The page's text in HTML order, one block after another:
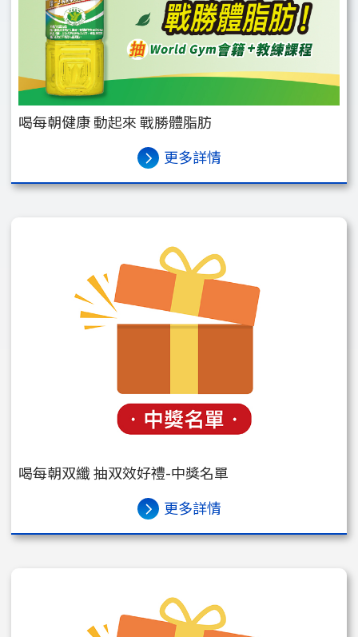
喝每朝健康 動起來 戰勝體脂肪
更多詳情
喝每朝双纖 抽双效好禮-中獎名單
更多詳情